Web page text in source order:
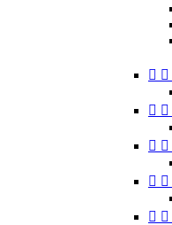
 
 
 
 
 